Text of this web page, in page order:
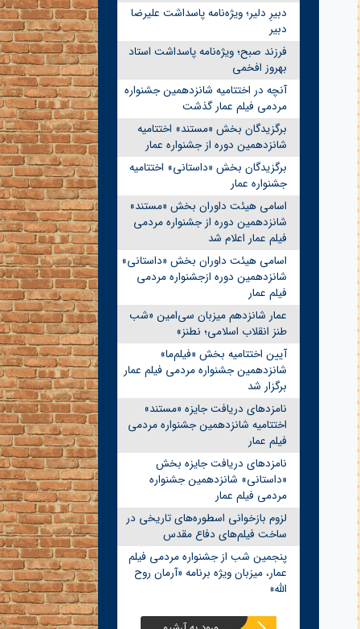
دبیرِ دلیر؛ ویژه‌نامه پاسداشت علیرضا
دبیر
فرزند صبح؛ ویژه‌نامه پاسداشت استاد
بهروز افخمی
آنچه در اختتامیه شانزدهمین جشنواره
مردمی فیلم عمار گذشت
برگزیدگان بخش «مستند» اختتامیه
شانزدهمین دوره از جشنواره عمار
برگزیدگان بخش «داستانی» اختتامیه
جشنواره عمار
اسامی هیئت داوران بخش «مستند»
شانزدهمین دوره از جشنواره مردمی
فیلم عمار اعلام شد
اسامی هیئت داوران بخش «داستانی»
شانزدهمین دوره ازجشنواره مردمی
فیلم عمار
عمار شانزدهم میزبان سی‌امین «شب
طنز انقلاب اسلامی؛ نطنز»
آیین اختتامیه بخش «فیلم‌ما»
شانزدهمین جشنواره مردمی فیلم عمار
برگزار شد
نامزدهای دریافت جایزه «مستند»
اختتامیه شانزدهمین جشنواره مردمی
فیلم عمار
نامزدهای دریافت جایزه بخش
«داستانی» شانزدهمین جشنواره
مردمی فیلم عمار
لزوم بازخوانی اسطوره‌های تاریخی در
ساخت فیلم‌های دفاع مقدس
پنجمین شب از جشنواره مردمی فیلم
عمار، میزبان ویژه برنامه «آرمان روح
الله»